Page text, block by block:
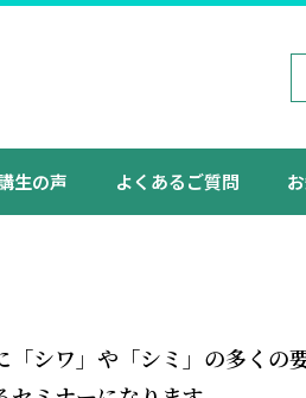
生の声 よくあるご質問
シワ」や「シミ」の多くの